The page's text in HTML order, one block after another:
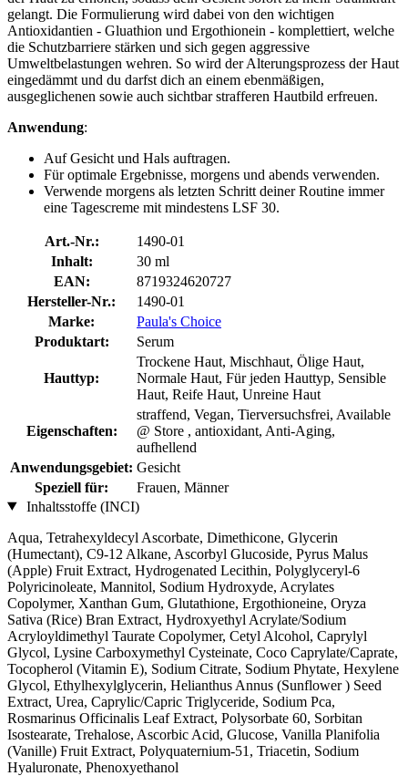
gelangt. Die Formulierung wird dabei von den wichtigen
Antioxidantien - Gluathion und Ergothionein - komplettiert, welche
die Schutzbarriere stärken und sich gegen aggressive
Umweltbelastungen wehren. So wird der Alterungsprozess der Haut
eingedämmt und du darfst dich an einem ebenmäßigen,
ausgeglichenen sowie auch sichtbar strafferen Hautbild erfreuen.
Anwendung:
Auf Gesicht und Hals auftragen.
Für optimale Ergebnisse, morgens und abends verwenden.
Verwende morgens als letzten Schritt deiner Routine immer
eine Tagescreme mit mindestens LSF 30.
Art.-Nr.:
1490-01
Inhalt:
30 ml
EAN:
8719324620727
Hersteller-Nr.:
1490-01
Marke:
Paula's Choice
Produktart:
Serum
Hauttyp:
Trockene Haut, Mischhaut, Ölige Haut,
Normale Haut, Für jeden Hauttyp, Sensible
Haut, Reife Haut, Unreine Haut
Eigenschaften:
straffend, Vegan, Tierversuchsfrei, Available
@ Store , antioxidant, Anti-Aging,
aufhellend
Anwendungsgebiet: Gesicht
Speziell für:
Frauen, Männer
Inhaltsstoffe (INCI)
Aqua, Tetrahexyldecyl Ascorbate, Dimethicone, Glycerin
(Humectant), C9-12 Alkane, Ascorbyl Glucoside, Pyrus Malus
(Apple) Fruit Extract, Hydrogenated Lecithin, Polyglyceryl-6
Polyricinoleate, Mannitol, Sodium Hydroxyde, Acrylates
Copolymer, Xanthan Gum, Glutathione, Ergothioneine, Oryza
Sativa (Rice) Bran Extract, Hydroxyethyl Acrylate/Sodium
Acryloyldimethyl Taurate Copolymer, Cetyl Alcohol, Caprylyl
Glycol, Lysine Carboxymethyl Cysteinate, Coco Caprylate/Caprate,
Tocopherol (Vitamin E), Sodium Citrate, Sodium Phytate, Hexylene
Glycol, Ethylhexylglycerin, Helianthus Annus (Sunflower ) Seed
Extract, Urea, Caprylic/Capric Triglyceride, Sodium Pca,
Rosmarinus Officinalis Leaf Extract, Polysorbate 60, Sorbitan
Isostearate, Trehalose, Ascorbic Acid, Glucose, Vanilla Planifolia
(Vanille) Fruit Extract, Polyquaternium-51, Triacetin, Sodium
Hyaluronate, Phenoxyethanol